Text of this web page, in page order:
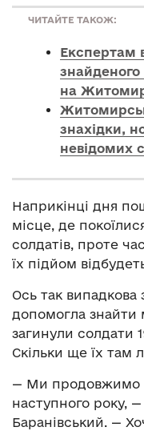
ЧИТАЙТЕ ТАКОЖ:
Експертам
на
знахідки,
невідомих
Наприкінці дня
місце, де
солдатів, проте
їх підйом
Ось так випадкова
допомогла знайти
загинули солдати
Скільки ще їх там
— Ми продовжимо
наступного року,
Баранівський. —